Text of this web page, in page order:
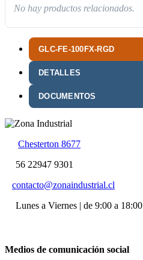
GLC-FE-100FX-RGD
DETALLES
DOCUMENTOS
No hay productos relacionados.
Chesterton 8677
56 22947 9301
contacto@zonaindustrial.cl
Lunes a Viernes | de 9:00 a 18:00
Medios de comunicación social